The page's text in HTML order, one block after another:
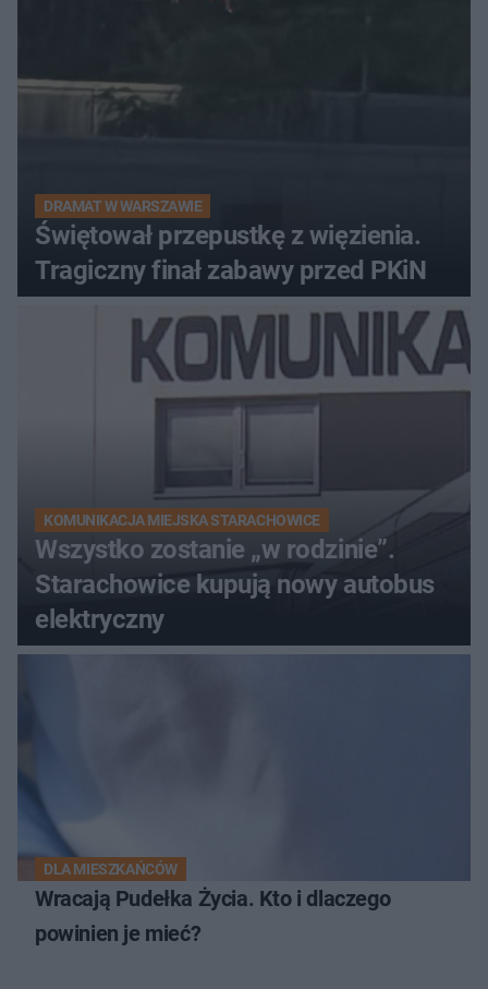
DRAMAT W WARSZAWIE
Świętował przepustkę z więzienia.
Tragiczny finał zabawy przed PKiN
KOMUNIKACJA MIEJSKA STARACHOWICE
Wszystko zostanie „w rodzinie”.
Starachowice kupują nowy autobus
elektryczny
DLA MIESZKAŃCÓW
Wracają Pudełka Życia. Kto i dlaczego
powinien je mieć?